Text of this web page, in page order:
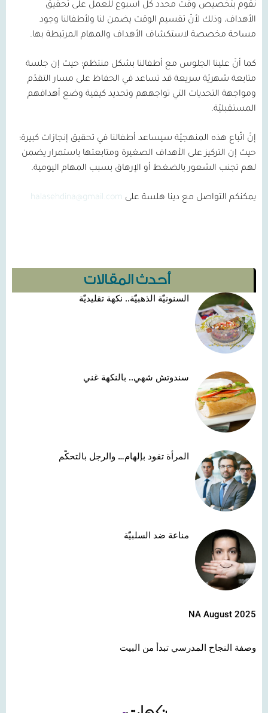
أحدث المقالات
السنونيّة الذهبيّة.. نكهة تقليديّة
سندوتش شهي.. بالنكهة غني
المرأة تقود بإلهام… والرجل بالتحكّم
مناعة ضد السلبيّة
NA August 2025
وصفة النجاح المدرسي تبدأ من البيت
نقوم بتخصيص وقت محدد كل أسبوع للعمل على تحقيق
الأهداف، وذلك لأنّ تقسيم الوقت يضمن لنا ولأطفالنا وجود
مساحة مخصصة لاستكشاف الأهداف والمهام المرتبطة بها.
كما أنّ علينا الجلوس مع أطفالنا بشكل منتظم؛ حيث إن جلسة
متابعة شهريّة سريعة قد تساعد في الحفاظ على مسار التقدّم
ومواجهة التحديات التي تواجههم وتحديد كيفية وضع أهدافهم
المستقبليّة.
إنّ اتّباع هذه المنهجيّة سيساعد أطفالنا في تحقيق إنجازات كبيرة؛
حيث إن التركيز على الأهداف الصغيرة ومتابعتها باستمرار يضمن
لهم تجنب الشعور بالضغط أو الإرهاق بسبب المهام اليومية.
يمكنكم التواصل مع دينا هلسة على halasehdina@gmail.com